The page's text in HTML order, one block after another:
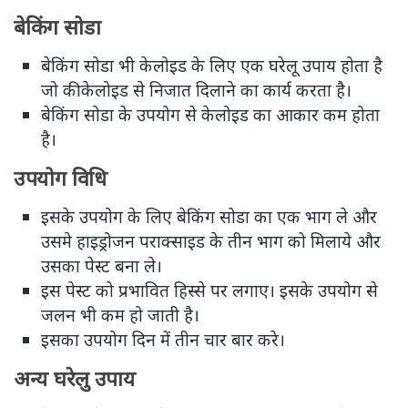
बेकिंग सोडा
बेकिंग सोडा भी केलोइड के लिए एक घरेलू उपाय होता है
जो की केलोइड से निजात दिलाने का कार्य करता है।
बेकिंग सोडा के उपयोग से केलोइड का आकार कम होता
है।
उपयोग विधि
इसके उपयोग के लिए बेकिंग सोडा का एक भाग ले और
उसमे हाइड्रोजन पराक्साइड के तीन भाग को मिलाये और
उसका पेस्ट बना ले।
इस पेस्ट को प्रभावित हिस्से पर लगाए। इसके उपयोग से
जलन भी कम हो जाती है।
इसका उपयोग दिन में तीन चार बार करे।
अन्य घरेलु उपाय